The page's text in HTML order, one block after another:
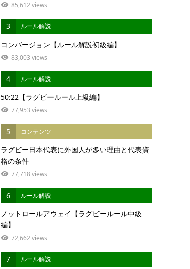
85,612 views
3 ルール解説
コンバージョン【ルール解説初級編】
83,003 views
4 ルール解説
50:22【ラグビールール上級編】
77,953 views
5 コンテンツ
ラグビー日本代表に外国人が多い理由と代表資
格の条件
77,718 views
6 ルール解説
ノットロールアウェイ【ラグビールール中級
編】
72,662 views
7 ルール解説